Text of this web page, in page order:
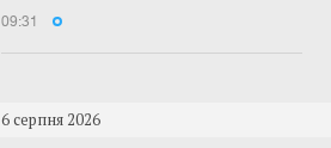
09:31
6 серпня 2026